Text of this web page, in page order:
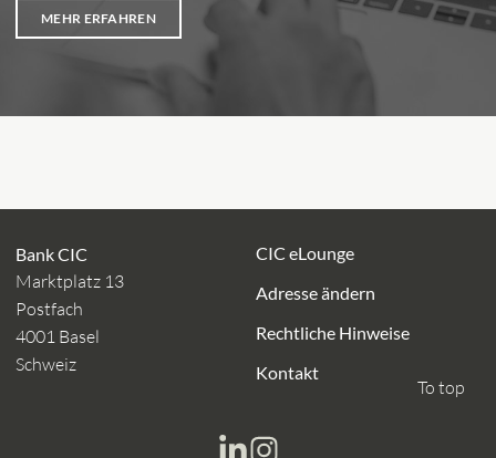
MEHR ERFAHREN
Bank CIC
Marktplatz 13
Postfach
4001 Basel
Schweiz
CIC eLounge
Adresse ändern
Rechtliche Hinweise
Kontakt
To top